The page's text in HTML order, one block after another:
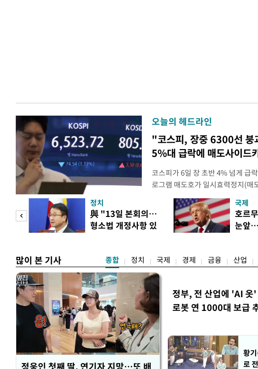
오늘의 헤드라인
"코스피, 장중 6300선 붕
5%대 급락에 매도사이드
코스피가 6일 장 초반 4% 넘게 급
로그램 매도호가 일시효력정지(매
한국거래소는 이날 오전 10시18분
했다고 밝혔다. 발동 당시 코스피
대비 5.12% 급락한 987.24였다.
스피200을 기초자산으로 하는 선
정치
與 "13일 본회의…
형소법 개정사항 있
국제
호르
눈앞
많이 본 기사 종합 정치 국제 경제 금융 산업
정웅인 첫째 딸, 연기자 지망…또 배
정부, 전 산업에 'AI
로봇 연 1000대 보급
황
로